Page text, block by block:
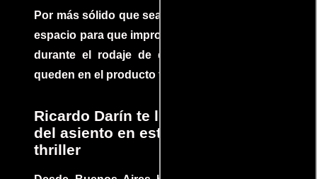
Por más sólido que sea un guión siempre hay
espacio para que improvisaciones que se dan
durante el rodaje de determinadas escenas
queden en el producto final.
Ricardo Darín te llevará al borde
del asiento en este increíble
thriller